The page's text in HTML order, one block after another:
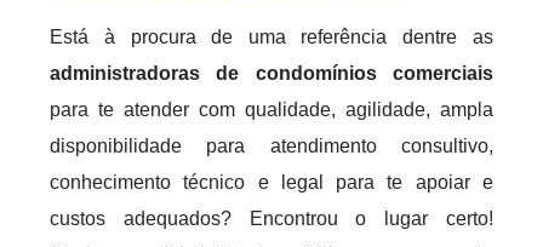
Está à procura de uma referência dentre as
administradoras de condomínios comerciais
para te atender com qualidade, agilidade, ampla
disponibilidade para atendimento consultivo,
conhecimento técnico e legal para te apoiar e
custos adequados? Encontrou o lugar certo!